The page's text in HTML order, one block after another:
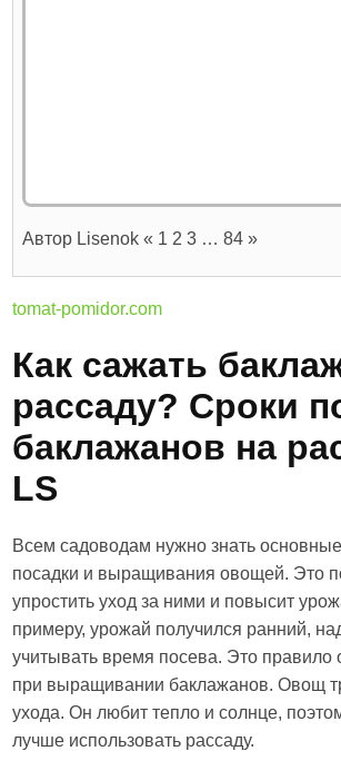
Автор Lisenok « 1 2 3 … 84 »
tomat-pomidor.com
Как сажать
рассаду? Сроки
баклажанов на
LS
Всем садоводам нужно знать
посадки и выращивания овощей. Это
упростить уход за ними и повысит
примеру, урожай получился ранний,
учитывать время посева. Это правило
при выращивании баклажанов. Овощ
ухода. Он любит тепло и солнце,
лучше использовать рассаду.